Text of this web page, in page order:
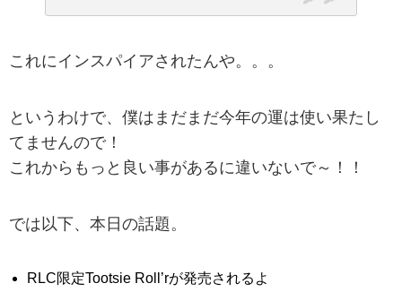
これにインスパイアされたんや。。。
というわけで、僕はまだまだ今年の運は使い果たし
てませんので！
これからもっと良い事があるに違いないで～！！
では以下、本日の話題。
RLC限定Tootsie Roll’rが発売されるよ